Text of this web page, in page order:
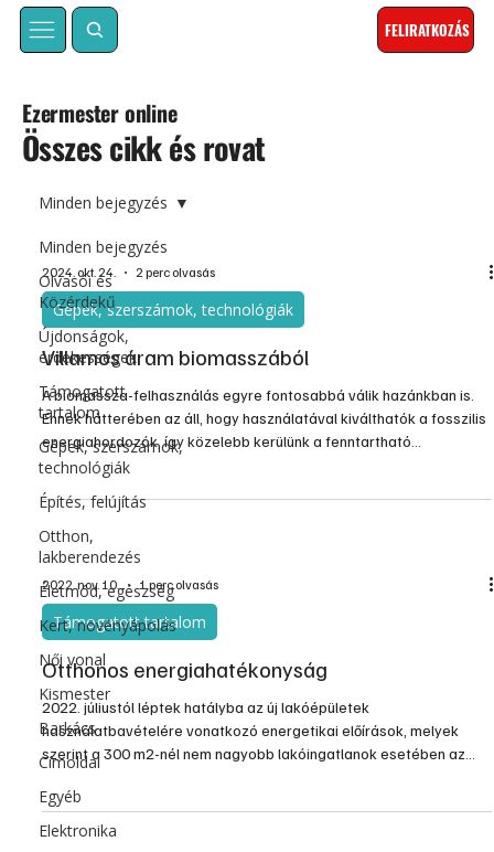
FELIRATKOZÁS
Összes cikk és rovat
Ezermester online
Minden bejegyzés
Olvasói és
Közérdekű
Újdonságok,
érdekességek
Támogatott
tartalom
Gépek, szerszámok,
technológiák
Építés, felújítás
Otthon,
lakberendezés
Életmód, egészség
Kert, növényápolás
Női vonal
Kismester
Barkács
Címoldal
Egyéb
Elektronika
Minden bejegyzés
2024. okt. 24. 2 perc olvasás
Gépek, szerszámok, technológiák
Villamos áram biomasszából
A biomassza-felhasználás egyre fontosabbá válik hazánkban is.
Ennek hátterében az áll, hogy használatával kiválthatók a fosszilis
energiahordozók, így közelebb kerülünk a fenntartható
energiatermeléshez és energiafelhasználáshoz.
2022. nov. 10. 1 perc olvasás
Támogatott tartalom
Otthonos energiahatékonyság
2022. júliustól léptek hatályba az új lakóépületek
használatbavételére vonatkozó energetikai előírások, melyek
szerint a 300 m2-nél nem nagyobb lakóingatlanok esetében az
megújuló energiaforrásból kell biztosítani.